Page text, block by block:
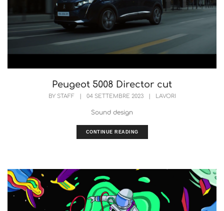
Peugeot 5008 Director cut
BY STAFF | 04 SETTEMBRE 2023 | LAVORI
Sound design
CONTINUE READING